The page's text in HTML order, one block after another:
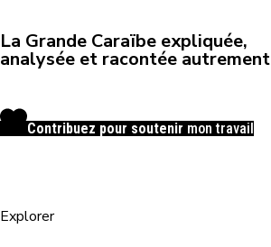
La Grande Caraïbe expliquée,
analysée et racontée autrement
Contribuez pour soutenir mon travail
Explorer